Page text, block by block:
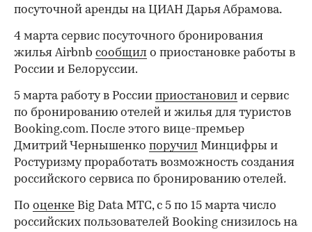
посуточной аренды на ЦИАН Дарья Абрамова.
4 марта сервис посуточного бронирования
жилья Airbnb сообщил о приостановке работы в
России и Белоруссии.
5 марта работу в России приостановил и сервис
по бронированию отелей и жилья для туристов
Booking.com. После этого вице-премьер
Дмитрий Чернышенко поручил Минцифры и
Ростуризму проработать возможность создания
российского сервиса по бронированию отелей.
По оценке Big Data МТС, с 5 по 15 марта число
российских пользователей Booking снизилось на